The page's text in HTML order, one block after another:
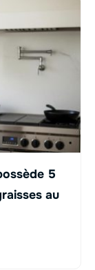
5
au